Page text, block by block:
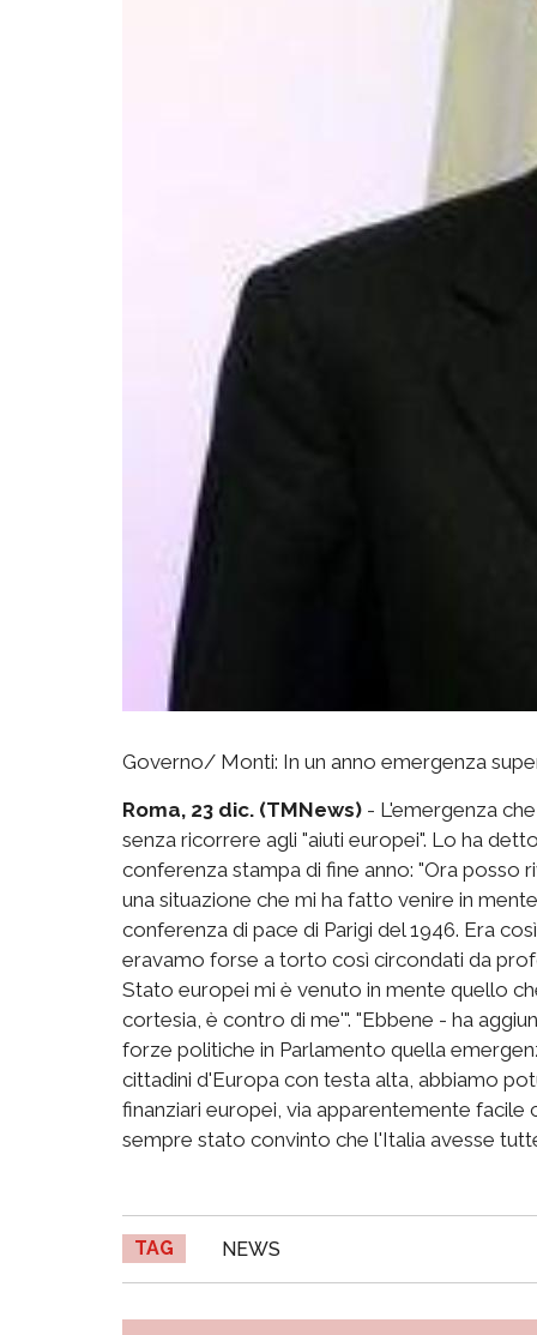
Governo/ Monti: In un anno emergenza
Roma, 23 dic. (TMNews) - L'emergenza
senza ricorrere agli "aiuti europei". Lo ha
conferenza stampa di fine anno: "Ora
una situazione che mi ha fatto venire in
conferenza di pace di Parigi del 1946. Era
eravamo forse a torto così circondati da
Stato europei mi è venuto in mente quello
cortesia, è contro di me'". "Ebbene - ha
forze politiche in Parlamento quella
cittadini d'Europa con testa alta, abbiamo
finanziari europei, via apparentemente
sempre stato convinto che l'Italia avesse
TAG NEWS